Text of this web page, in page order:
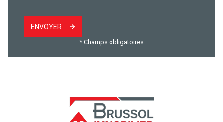
ENVOYER
* Champs obligatoires